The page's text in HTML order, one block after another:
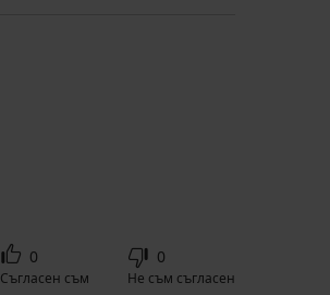
0
Съгласен съм
0
Не съм съгласен